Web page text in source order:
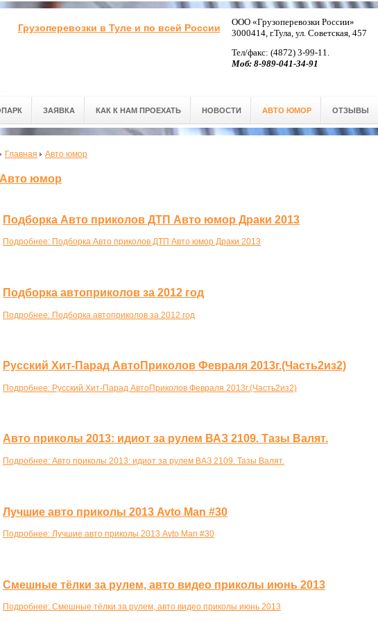
Грузоперевозки в Туле и по всей России
ООО «Грузоперевозки России»
3000414, г.Тула, ул. Советская, 457
Тел/факс: (4872) 3-99-11.
Моб: 8-989-041-34-91
ЗАЯВКА КАК К НАМ ПРОЕХАТЬ НОВОСТИ АВТО ЮМОР ОТЗЫВЫ
Главная Авто юмор
Авто юмор
Подборка Авто приколов ДТП Авто юмор Драки 2013
Подробнее: Подборка Авто приколов ДТП Авто юмор Драки 2013
Подборка автоприколов за 2012 год
Подробнее: Подборка автоприколов за 2012 год
Русский Хит-Парад АвтоПриколов Февраля 2013г.(Часть2из2)
Подробнее: Русский Хит-Парад АвтоПриколов Февраля 2013г.(Часть2из2)
Авто приколы 2013: идиот за рулем ВАЗ 2109. Тазы Валят.
Подробнее: Авто приколы 2013: идиот за рулем ВАЗ 2109. Тазы Валят.
Лучшие авто приколы 2013 Avto Man #30
Подробнее: Лучшие авто приколы 2013 Avto Man #30
Смешные тёлки за рулем, авто видео приколы июнь 2013
Подробнее: Смешные тёлки за рулем, авто видео приколы июнь 2013